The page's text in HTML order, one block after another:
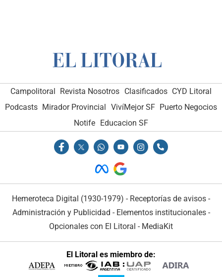
Campolitoral Revista Nosotros Clasificados CYD Litoral
Podcasts Mirador Provincial VivíMejor SF Puerto Negocios
Notife Educacion SF
Hemeroteca Digital (1930-1979) - Receptorías de avisos -
Administración y Publicidad - Elementos institucionales-
Opcionales con El Litoral - MediaKit
El Litoral es miembro de: